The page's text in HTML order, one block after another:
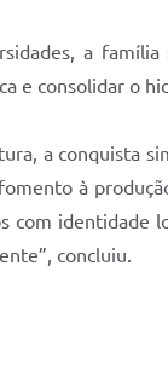
a
e consolidar o
a conquista
à
com identidade
concluiu.